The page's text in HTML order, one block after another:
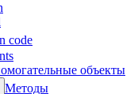
code
объекты
Методы